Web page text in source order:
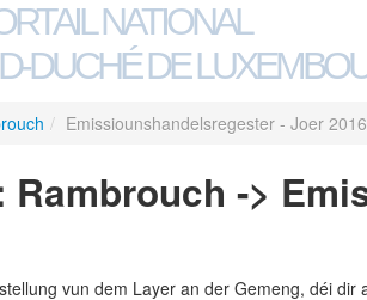
NATIONAL
DUCHÉ DE
/ Emissiounshandelsregester - Joer 2016
Rambrouch ->
vun dem Layer an der Gemeng, déi